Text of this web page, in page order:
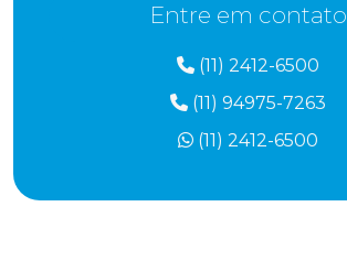
Entre em contato
(11) 2412-6500
(11) 94975-7263
(11) 2412-6500